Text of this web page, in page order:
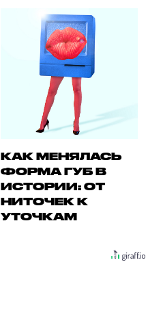
КАК МЕНЯЛАСЬ
ФОРМА ГУБ В
ИСТОРИИ: ОТ
НИТОЧЕК К
УТОЧКАМ